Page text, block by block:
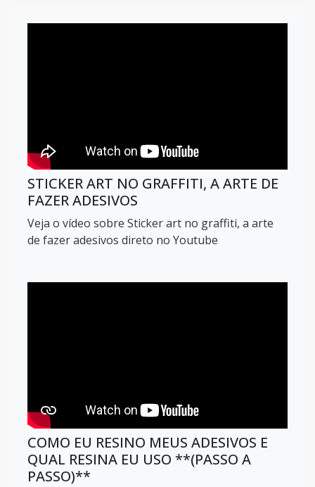
STICKER ART NO GRAFFITI, A ARTE DE
FAZER ADESIVOS
Veja o vídeo sobre Sticker art no graffiti, a arte
de fazer adesivos direto no Youtube
COMO EU RESINO MEUS ADESIVOS E
QUAL RESINA EU USO **(PASSO A
PASSO)**